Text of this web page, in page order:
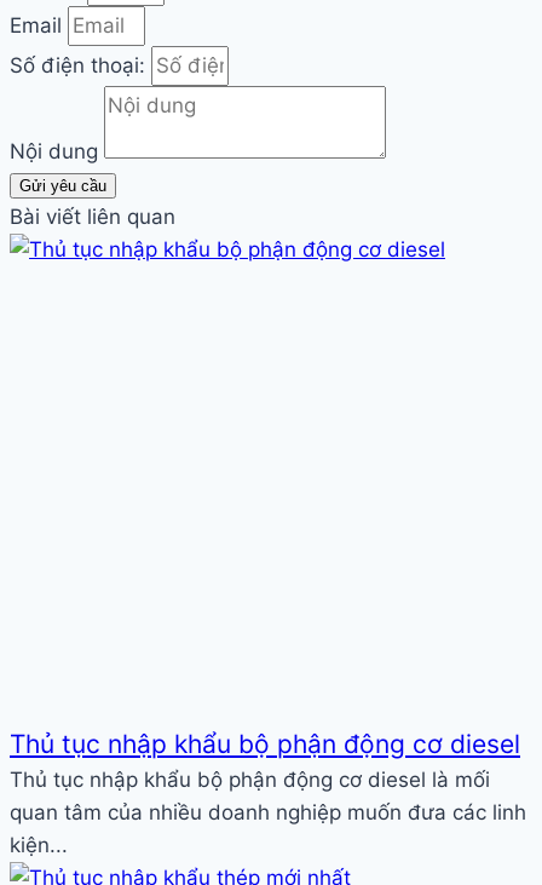
Email
Số điện thoại:
Nội dung
Gửi yêu cầu
Bài viết liên quan
Thủ tục nhập khẩu bộ phận động cơ diesel
Thủ tục nhập khẩu bộ phận động cơ diesel là mối
quan tâm của nhiều doanh nghiệp muốn đưa các linh
kiện...